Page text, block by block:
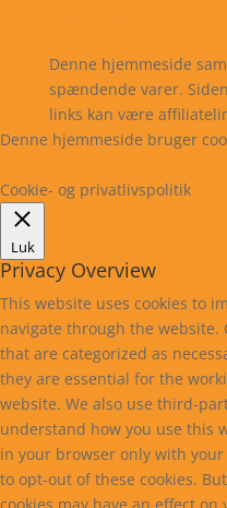
Denne hjemmeside
spændende varer.
links kan være
Denne hjemmeside bruger
Cookie- og privatlivspolitik
Luk
Privacy Overview
This website uses cookies to
navigate through the website.
that are categorized as
they are essential for the
website. We also use third-
understand how you use this
in your browser only with
to opt-out of these cookies.